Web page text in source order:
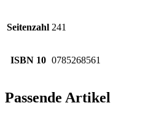
Seitenzahl 241
ISBN 10 0785268561
Passende Artikel